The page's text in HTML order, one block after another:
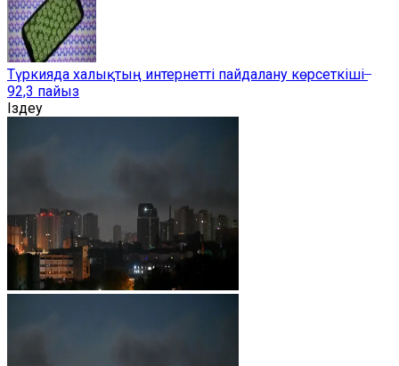
Түркияда халықтың интернетті пайдалану көрсеткіші ̶
92,3 пайыз
Іздеу